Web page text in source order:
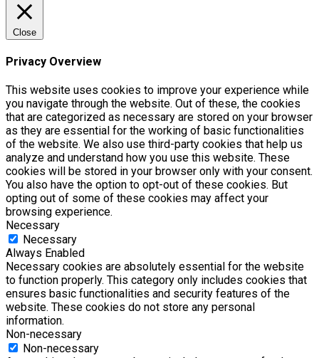
Close
Privacy Overview
This website uses cookies to improve your experience while
you navigate through the website. Out of these, the cookies
that are categorized as necessary are stored on your browser
as they are essential for the working of basic functionalities
of the website. We also use third-party cookies that help us
analyze and understand how you use this website. These
cookies will be stored in your browser only with your consent.
You also have the option to opt-out of these cookies. But
opting out of some of these cookies may affect your
browsing experience.
Necessary
Necessary
Always Enabled
Necessary cookies are absolutely essential for the website
to function properly. This category only includes cookies that
ensures basic functionalities and security features of the
website. These cookies do not store any personal
information.
Non-necessary
Non-necessary